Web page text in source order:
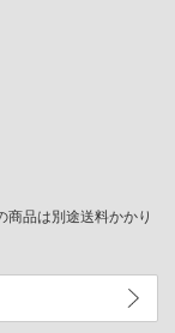
品は別途送料かかり